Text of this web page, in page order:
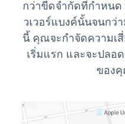
กว่าขีดจำกัดที่กำหนด
วเวอร์แบงค์นั้นจนกว่
นี้ คุณจะกำจัดความเ
เริ่มแรก และจะปลอ
ของ